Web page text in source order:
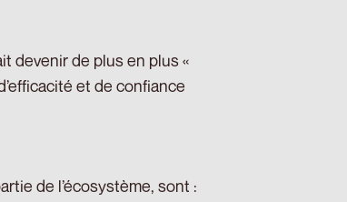
devenir de plus en plus «
et de confiance
de l’écosystème, sont :